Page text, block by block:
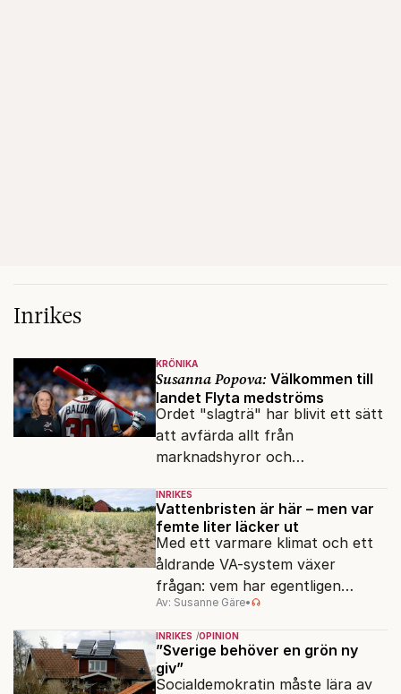
Inrikes
KRÖNIKA
Susanna Popova: Välkommen till
landet Flyta medströms
Ordet "slagträ" har blivit ett sätt
att avfärda allt från
marknadshyror och
om antisemitism.
INRIKES
Vattenbristen är här – men var
femte liter läcker ut
Med ett varmare klimat och ett
åldrande VA-system växer
frågan: vem har egentligen
ansvar för Sveriges
vattenresurser?
Av: Susanne Gäre•
INRIKES OPINION
”Sverige behöver en grön ny
giv”
Socialdemokratin måste lära av